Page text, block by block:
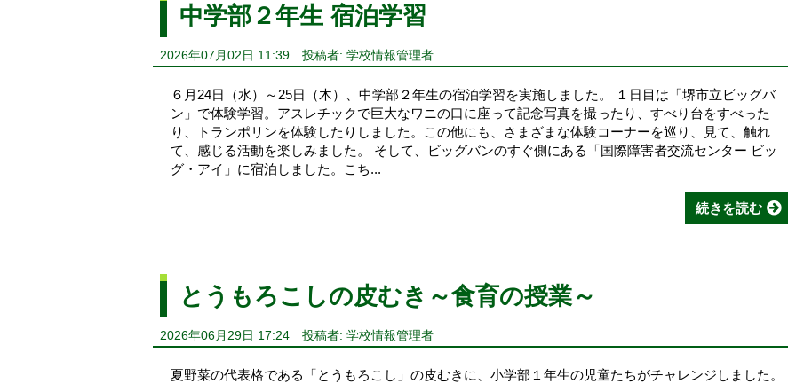
中学部２年生 宿泊学習
2026年07月02日 11:39 投稿者: 学校情報管理者
６月24日（水）～25日（木）、中学部２年生の宿泊学習を実施しました。 １日目は「堺市立ビッグバ
ン」で体験学習。アスレチックで巨大なワニの口に座って記念写真を撮ったり、すべり台をすべった
り、トランポリンを体験したりしました。この他にも、さまざまな体験コーナーを巡り、見て、触れ
て、感じる活動を楽しみました。 そして、ビッグバンのすぐ側にある「国際障害者交流センター ビッ
グ・アイ」に宿泊しました。こち...
続きを読む
とうもろこしの皮むき～食育の授業～
2026年06月29日 17:24 投稿者: 学校情報管理者
夏野菜の代表格である「とうもろこし」の皮むきに、小学部１年生の児童たちがチャレンジしました。